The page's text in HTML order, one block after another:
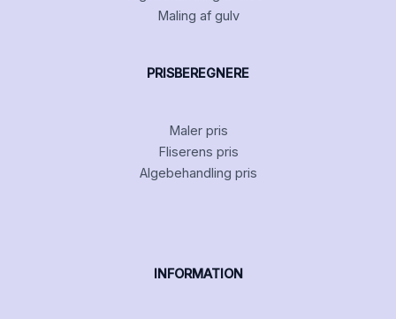
Maling af gulv
PRISBEREGNERE
Maler pris
Fliserens pris
Algebehandling pris
INFORMATION